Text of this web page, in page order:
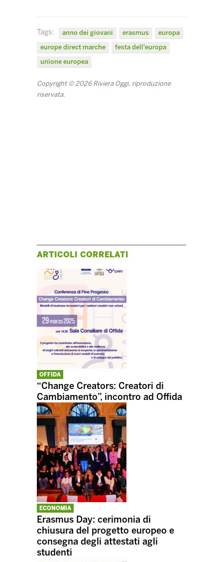
Tags: anno dei giovani erasmus
europa
europe direct marche
festa dell'europa
unione europea
Copyright © 2026 Riviera Oggi, riproduzione
riservata.
ARTICOLI CORRELATI
OFFIDA
“Change Creators: Creatori di
Cambiamento”, incontro ad Offida
ECONOMIA
Erasmus Day: cerimonia di
chiusura del progetto europeo e
consegna degli attestati agli
studenti